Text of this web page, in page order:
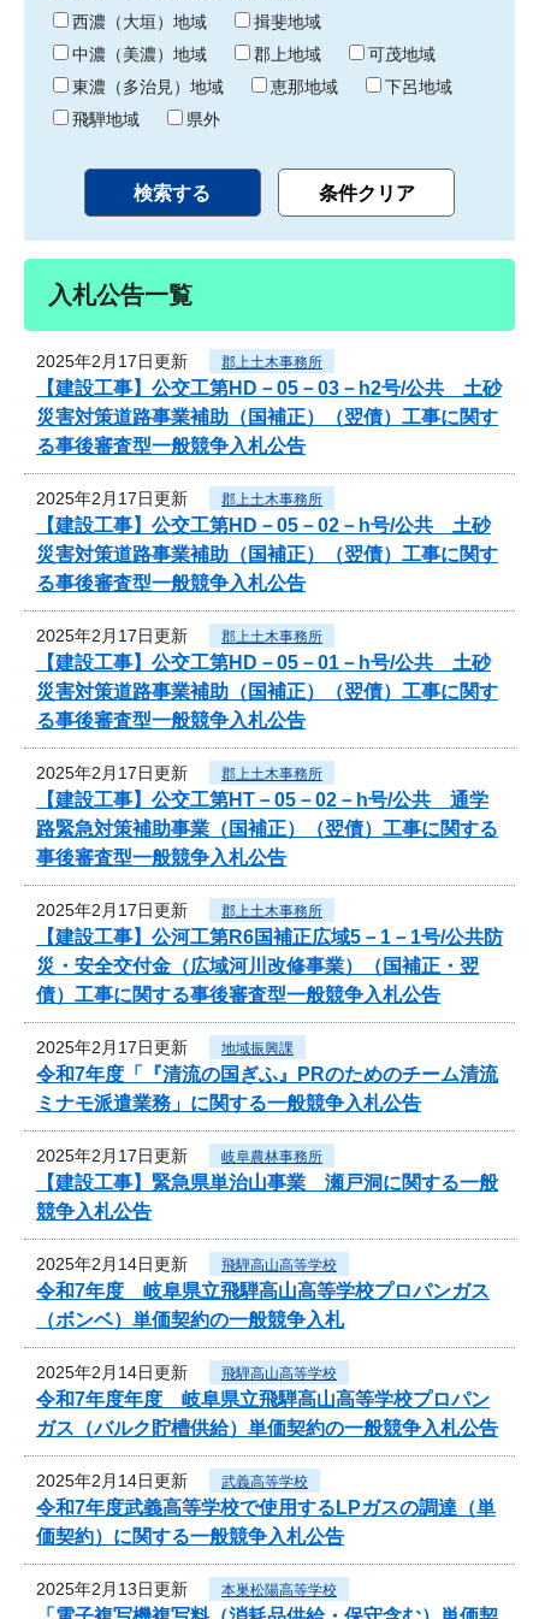
り 西濃（大垣）地域
揖斐地域
中濃（美濃）地域
郡上地域
可茂地域
東濃（多治見）地域
恵那地域
下呂地域
飛騨地域
県外
入札公告一覧
2025年2月17日更新 郡上土木事務所
【建設工事】公交工第HD－05－03－h2号/公共 土砂
災害対策道路事業補助（国補正）（翌債）工事に関す
る事後審査型一般競争入札公告
2025年2月17日更新 郡上土木事務所
【建設工事】公交工第HD－05－02－h号/公共 土砂
災害対策道路事業補助（国補正）（翌債）工事に関す
る事後審査型一般競争入札公告
2025年2月17日更新 郡上土木事務所
【建設工事】公交工第HD－05－01－h号/公共 土砂
災害対策道路事業補助（国補正）（翌債）工事に関す
る事後審査型一般競争入札公告
2025年2月17日更新 郡上土木事務所
【建設工事】公交工第HT－05－02－h号/公共 通学
路緊急対策補助事業（国補正）（翌債）工事に関する
事後審査型一般競争入札公告
2025年2月17日更新 郡上土木事務所
【建設工事】公河工第R6国補正広域5－1－1号/公共防
災・安全交付金（広域河川改修事業）（国補正・翌
債）工事に関する事後審査型一般競争入札公告
2025年2月17日更新 地域振興課
令和7年度「『清流の国ぎふ』PRのためのチーム清流
ミナモ派遣業務」に関する一般競争入札公告
2025年2月17日更新 岐阜農林事務所
【建設工事】緊急県単治山事業 瀬戸洞に関する一般
競争入札公告
2025年2月14日更新 飛騨高山高等学校
令和7年度 岐阜県立飛騨高山高等学校プロパンガス
（ボンベ）単価契約の一般競争入札
2025年2月14日更新 飛騨高山高等学校
令和7年度年度 岐阜県立飛騨高山高等学校プロパン
ガス（バルク貯槽供給）単価契約の一般競争入札公告
2025年2月14日更新 武義高等学校
令和7年度武義高等学校で使用するLPガスの調達（単
価契約）に関する一般競争入札公告
2025年2月13日更新 本巣松陽高等学校